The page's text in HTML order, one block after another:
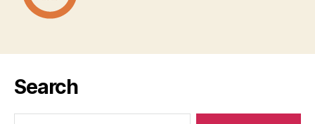
Search